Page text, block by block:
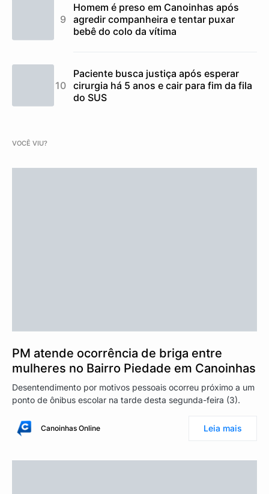
Homem é preso em Canoinhas após
agredir companheira e tentar puxar
bebê do colo da vítima
Paciente busca justiça após esperar
cirurgia há 5 anos e cair para fim da fila
do SUS
VOCÊ VIU?
PM atende ocorrência de briga entre
mulheres no Bairro Piedade em Canoinhas
Desentendimento por motivos pessoais ocorreu próximo a um
ponto de ônibus escolar na tarde desta segunda-feira (3).
Canoinhas Online Leia mais